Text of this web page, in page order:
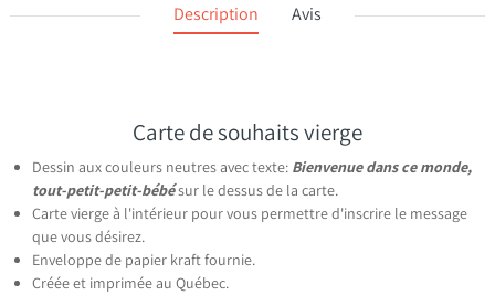
Description Avis
Carte de souhaits vierge
Dessin aux couleurs neutres avec texte: Bienvenue dans ce monde,
tout-petit-petit-bébésur le dessus de la carte.
Carte vierge à l'intérieur pour vous permettre d'inscrire le message
que vous désirez.
Enveloppe de papier kraft fournie.
Créée et imprimée au Québec.